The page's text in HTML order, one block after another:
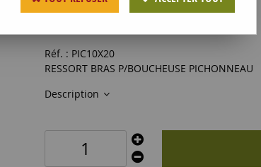
31,56€HT
Réf. : PIC10X20
RESSORT BRAS P/BOUCHEUSE PICHONNEAU
Description